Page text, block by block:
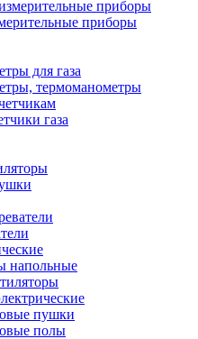
приборы
для газа
термоманометры
газа
напольные
пушки
полы